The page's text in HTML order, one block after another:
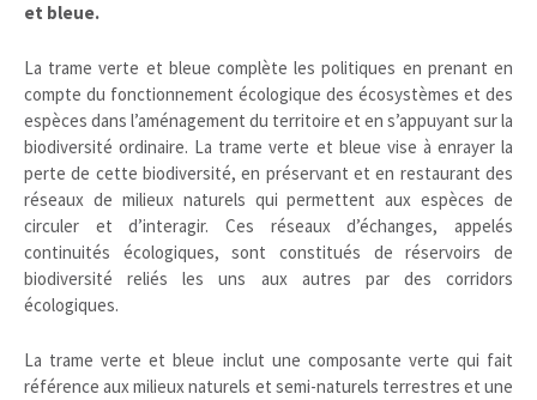
et bleue.
La trame verte et bleue complète les politiques en prenant en
compte du fonctionnement écologique des écosystèmes et des
espèces dans l’aménagement du territoire et en s’appuyant sur la
biodiversité ordinaire. La trame verte et bleue vise à enrayer la
perte de cette biodiversité, en préservant et en restaurant des
réseaux de milieux naturels qui permettent aux espèces de
circuler et d’interagir. Ces réseaux d’échanges, appelés
continuités écologiques, sont constitués de réservoirs de
biodiversité reliés les uns aux autres par des corridors
écologiques.
La trame verte et bleue inclut une composante verte qui fait
référence aux milieux naturels et semi-naturels terrestres et une